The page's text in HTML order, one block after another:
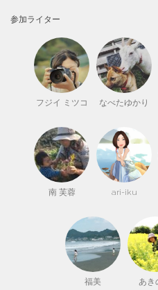
参加ライター
フジイ ミツコ なべたゆかり
南 芙蓉 ari-iku
福美 あき